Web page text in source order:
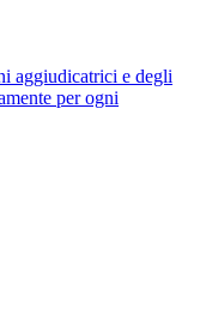
aggiudicatrici e degli
per ogni